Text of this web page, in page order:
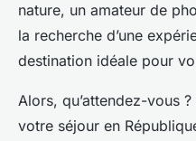
nature, un amateur de
la recherche d’une
destination idéale pour
Alors, qu’attendez-vous
votre séjour en